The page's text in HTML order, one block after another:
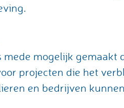
mede mogelijk gemaakt
projecten die het
en bedrijven